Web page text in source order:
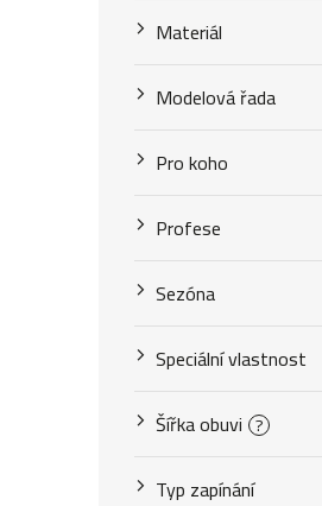
Materiál
Modelová řada
Pro koho
Profese
Sezóna
Speciální vlastnost
Šířka obuvi ?
Typ zapínání